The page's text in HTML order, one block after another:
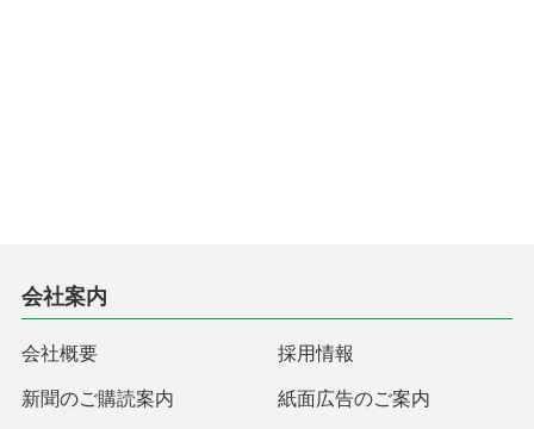
会社案内
会社概要 採用情報
新聞のご購読案内 紙面広告のご案内